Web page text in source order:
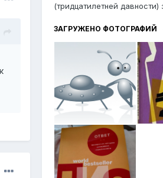
(тридцатилетней давности)
ЗАГРУЖЕНО ФОТОГРАФИЙ